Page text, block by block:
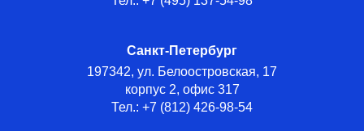
Санкт-Петербург
197342, ул. Белоостровская, 17
корпус 2, офис 317
Тел.: +7 (812) 426-98-54